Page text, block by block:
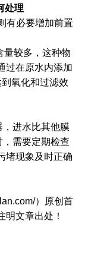
处理
有必要增加前置
量较多，这种物
过在原水内添加
氧化和过滤效
进水比其他膜
需要定期检查
堵现象及时正确
）原创首
明文章出处！